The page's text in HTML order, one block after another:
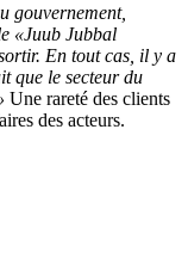
gouvernement,
«Juub Jubbal
En tout cas, il y a
que le secteur du
Une rareté des clients
des acteurs.